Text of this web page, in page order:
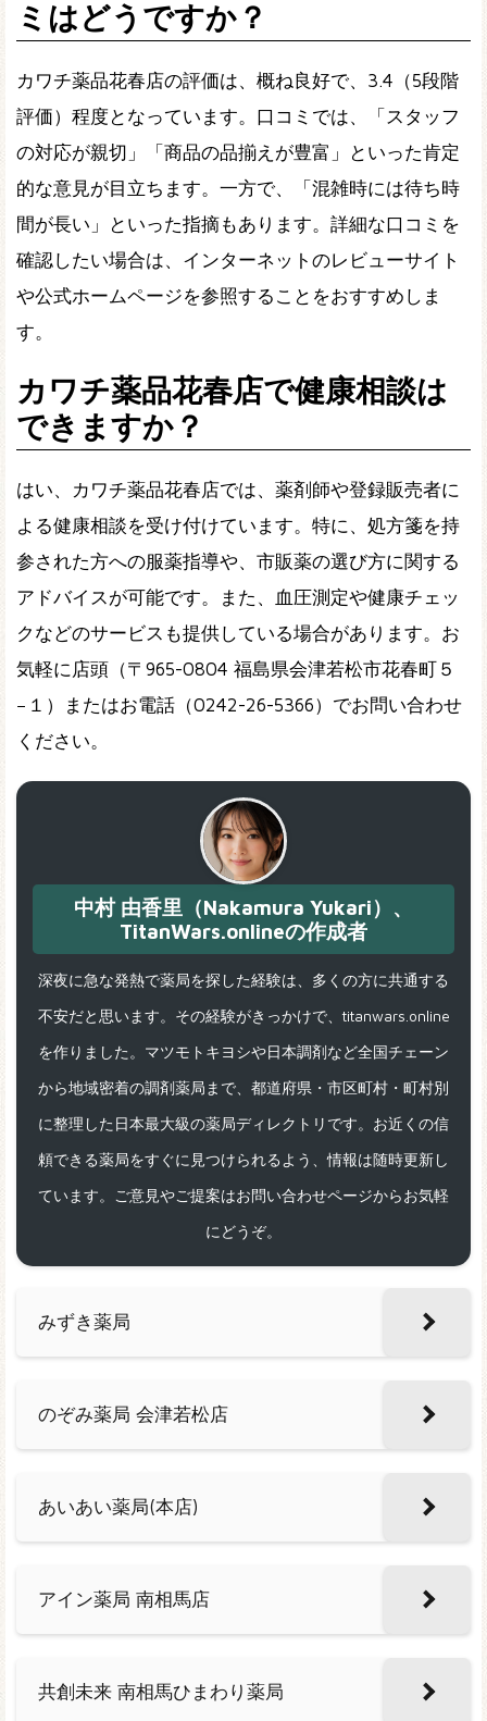
ミはどうですか？
カワチ薬品花春店の評価は、概ね良好で、3.4（5段階
評価）程度となっています。口コミでは、「スタッフ
の対応が親切」「商品の品揃えが豊富」といった肯定
的な意見が目立ちます。一方で、「混雑時には待ち時
間が長い」といった指摘もあります。詳細な口コミを
確認したい場合は、インターネットのレビューサイト
や公式ホームページを参照することをおすすめしま
す。
カワチ薬品花春店で健康相談は
できますか？
はい、カワチ薬品花春店では、薬剤師や登録販売者に
よる健康相談を受け付けています。特に、処方箋を持
参された方への服薬指導や、市販薬の選び方に関する
アドバイスが可能です。また、血圧測定や健康チェッ
クなどのサービスも提供している場合があります。お
気軽に店頭（〒965-0804 福島県会津若松市花春町５
−１）またはお電話（0242-26-5366）でお問い合わせ
ください。
中村 由香里（Nakamura Yukari）、
TitanWars.onlineの作成者
深夜に急な発熱で薬局を探した経験は、多くの方に共通する
不安だと思います。その経験がきっかけで、titanwars.online
を作りました。マツモトキヨシや日本調剤など全国チェーン
から地域密着の調剤薬局まで、都道府県・市区町村・町村別
に整理した日本最大級の薬局ディレクトリです。お近くの信
頼できる薬局をすぐに見つけられるよう、情報は随時更新し
ています。ご意見やご提案はお問い合わせページからお気軽
にどうぞ。
みずき薬局
のぞみ薬局 会津若松店
あいあい薬局(本店)
アイン薬局 南相馬店
共創未来 南相馬ひまわり薬局